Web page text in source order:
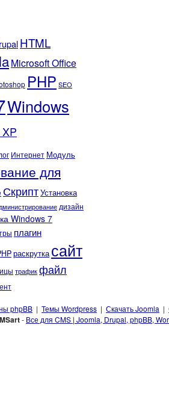
HTML
Microsoft Office
PHP SEO
Windows
Интернет Модуль
для
СкриптУстановка
дизайн
Windows 7
плагин
раскрутка сайт
трафик файл
phpBB | Темы Wordpress | Скачать Joomla |
- Все для CMS | Joomla, Drupal, phpBB,